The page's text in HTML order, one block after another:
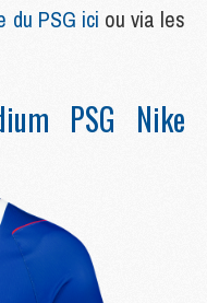
du PSG ici ou via les
PSG Nike